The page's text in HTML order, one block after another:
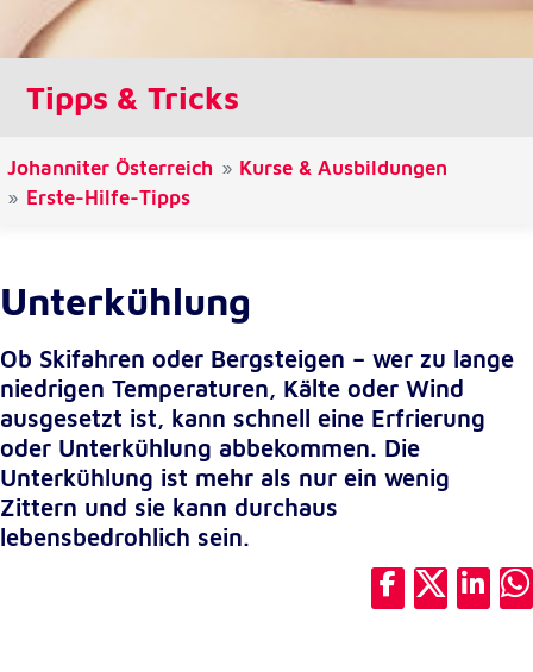
Tipps & Tricks
Johanniter Österreich
Kurse & Ausbildungen
Erste-Hilfe-Tipps
Unterkühlung
Ob Skifahren oder Bergsteigen – wer zu lange
niedrigen Temperaturen, Kälte oder Wind
ausgesetzt ist, kann schnell eine Erfrierung
oder Unterkühlung abbekommen. Die
Unterkühlung ist mehr als nur ein wenig
Zittern und sie kann durchaus
lebensbedrohlich sein.
Einverständnis-Cookie
Name:
cookie_consent
1 Jahr
Statistik
Statistik Cookies erfassen Informationen anonym.
Diese Informationen helfen uns zu verstehen, wie
unsere Besucher unsere Website nutzen.